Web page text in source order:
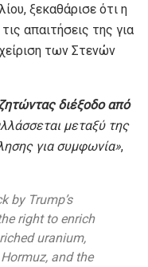
ξεκαθάρισε ότι η
απαιτήσεις της για
των Στενών
διέξοδο από
μεταξύ της
για συμφωνία»,
by Trump’s
right to enrich
uranium,
and the